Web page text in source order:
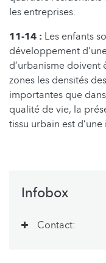
les entreprises.
11-14 : Les enfants
développement
d’urbanisme doivent
zones les densités
importantes que
qualité de vie, la
tissu urbain est
Infobox
Contact: